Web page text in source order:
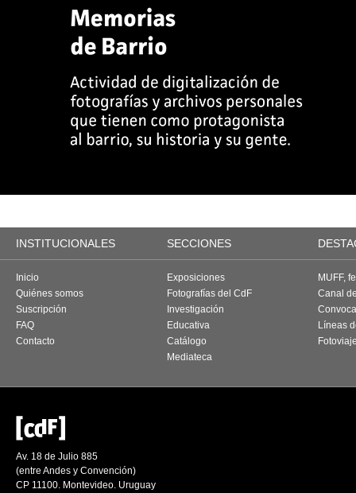
INSTITUCIONALES SECCIONES
Inicio
Quiénes somos
Suscripción
FAQ
Contacto
Exposiciones
Fotografías del CdF
Investigación
Educativa
Catálogo
Mediateca
MUFF,
Canal
Líneas
Av. 18 de Julio 885
(entre Andes y Convención)
CP 11100. Montevideo. Uruguay